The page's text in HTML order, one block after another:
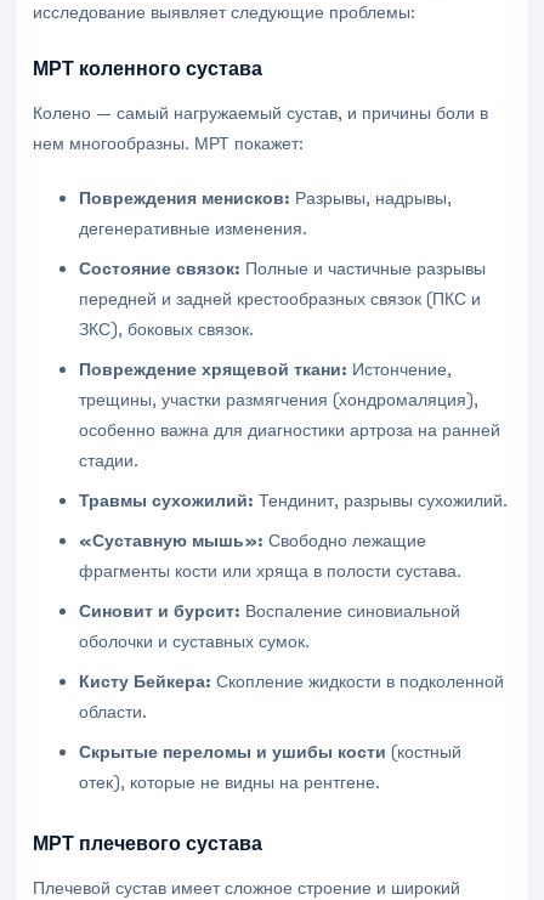
исследование выявляет следующие проблемы:
МРТ коленного сустава
Колено — самый нагружаемый сустав, и причины боли в
нем многообразны. МРТ покажет:
Повреждения менисков: Разрывы, надрывы,
дегенеративные изменения.
Состояние связок: Полные и частичные разрывы
передней и задней крестообразных связок (ПКС и
ЗКС), боковых связок.
Повреждение хрящевой ткани: Истончение,
трещины, участки размягчения (хондромаляция),
особенно важна для диагностики артроза на ранней
стадии.
Травмы сухожилий: Тендинит, разрывы сухожилий.
«Суставную мышь»: Свободно лежащие
фрагменты кости или хряща в полости сустава.
Синовит и бурсит: Воспаление синовиальной
оболочки и суставных сумок.
Кисту Бейкера: Скопление жидкости в подколенной
области.
Скрытые переломы и ушибы кости (костный
отек), которые не видны на рентгене.
МРТ плечевого сустава
Плечевой сустав имеет сложное строение и широкий